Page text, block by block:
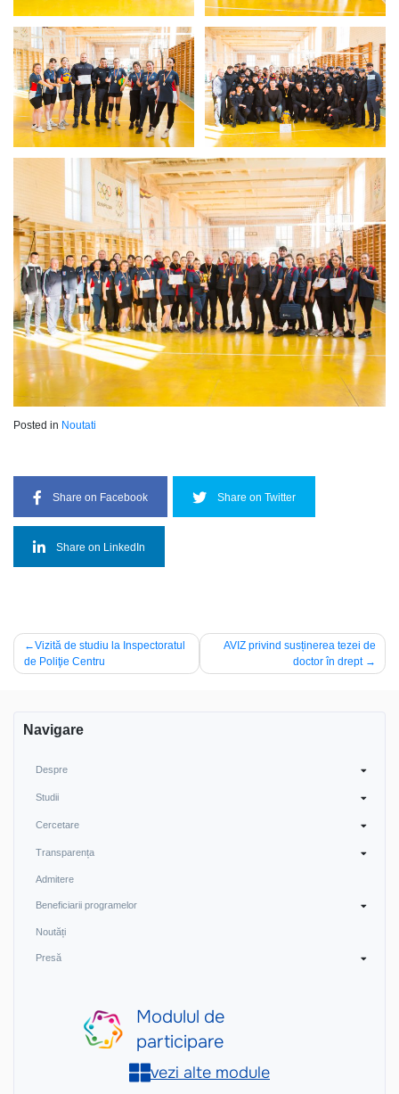
Posted in Noutati
Share on Facebook Share on Twitter
Share on LinkedIn
Navigare
în
Vizită de studiu la Inspectoratul
de Poliţie Centru
AVIZ privind susținerea tezei de
doctor în drept
Navigare
Despre
Studii
Cercetare
Transparența
Admitere
Beneficiarii programelor
Noutăți
Presă